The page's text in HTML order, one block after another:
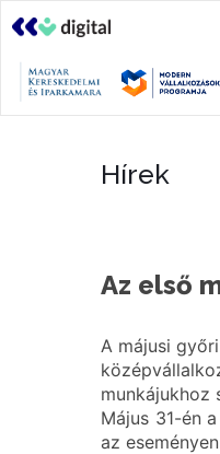
Hírek
Az első
A májusi
munkájukhoz
Május 31-én
az